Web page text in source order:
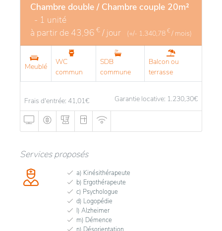
Chambre double / Chambre couple 20m²
- 1 unité
à partir de 43,96 € / jour (+/- 1.340,78 € / mois)
Meublé
WC
commun
SDB
commune
Balcon ou
terrasse
Frais d'entrée: 41,01€ Garantie locative: 1.230,30€
Services proposés
a) Kinésithérapeute
b) Ergothérapeute
c) Psychologue
d) Logopédie
l) Alzheimer
m) Démence